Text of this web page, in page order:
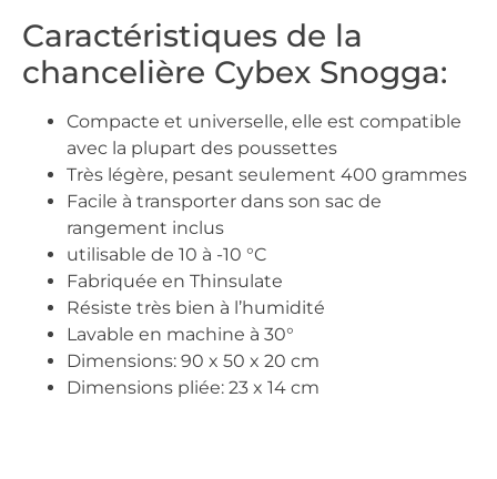
Caractéristiques de la
chancelière Cybex Snogga:
Compacte et universelle, elle est compatible
avec la plupart des poussettes
Très légère, pesant seulement 400 grammes
Facile à transporter dans son sac de
rangement inclus
utilisable de 10 à -10 °C
Fabriquée en Thinsulate
Résiste très bien à l’humidité
Lavable en machine à 30°
Dimensions: 90 x 50 x 20 cm
Dimensions pliée: 23 x 14 cm